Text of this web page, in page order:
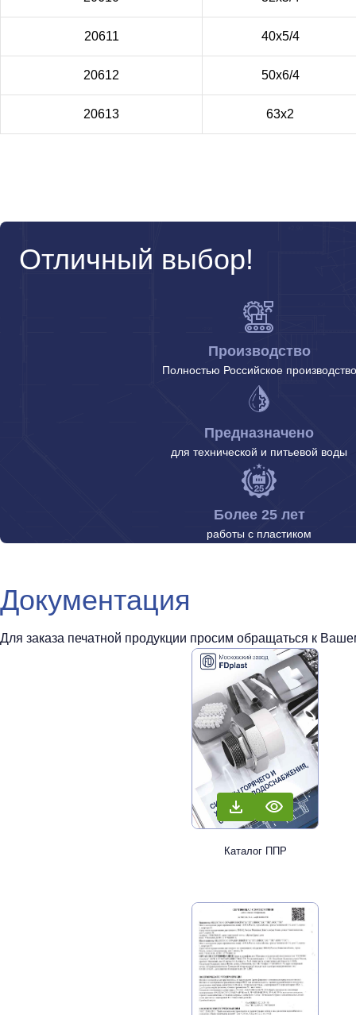
20611 40х5/4
20612 50х6/4
20613 63х2
Отличный выбор!
Производство
Полностью Российское производство
Предназначено
для технической и питьевой воды
Более 25 лет
работы с пластиком
Документация
Для заказа печатной продукции просим обращаться к
Каталог ППР